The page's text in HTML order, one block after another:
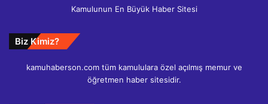
Kamulunun En Büyük Haber Sitesi
Biz Kimiz?
kamuhaberson.com tüm kamululara özel açılmış memur ve
öğretmen haber sitesidir.